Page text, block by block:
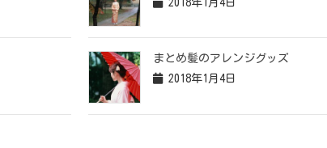
まとめ髪のアレンジグッズ
2018年1月4日